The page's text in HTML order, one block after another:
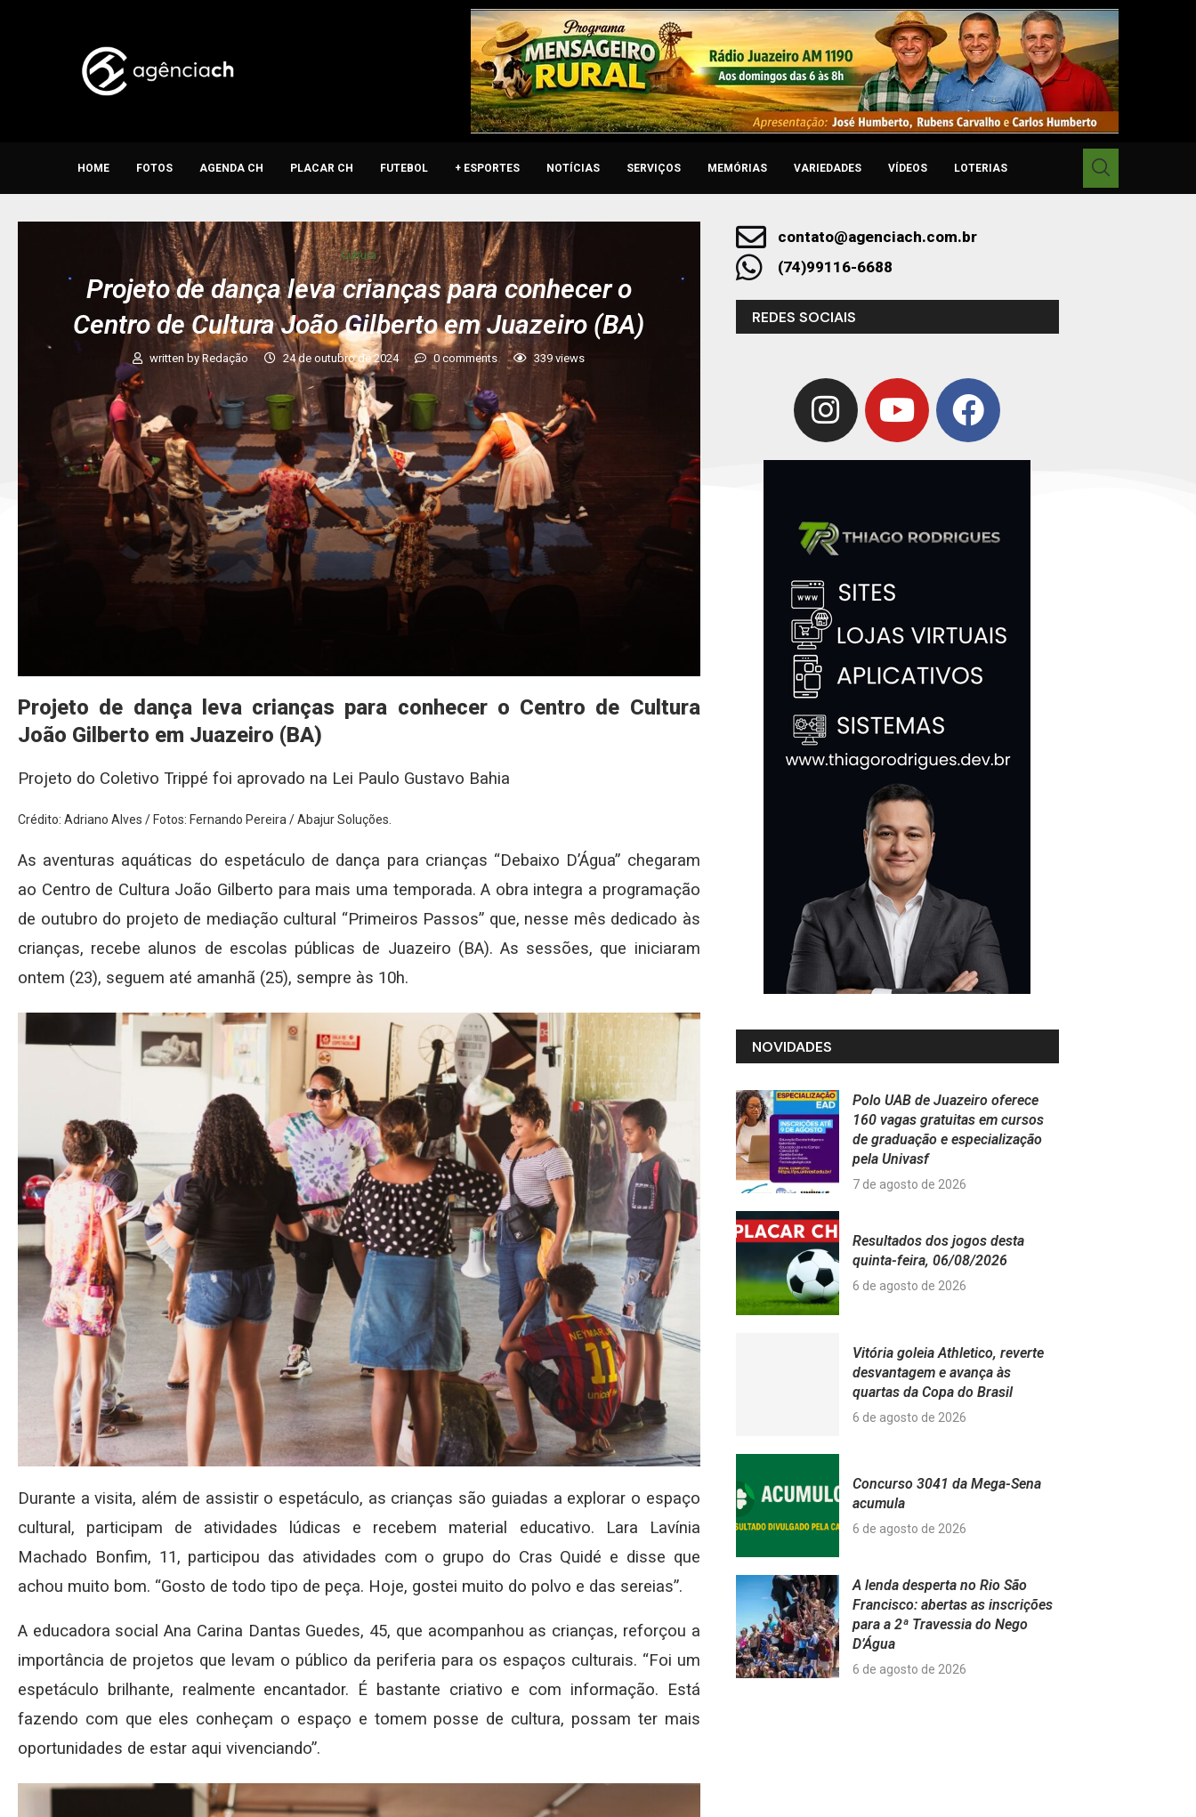
HOME FOTOS AGENDA CH PLACAR CH FUTEBOL + ESPORTES NOTÍCIAS SERVIÇOS MEMÓRIAS VARIEDADES VÍDEOS LOTERIAS
Cultura
Projeto de dança leva crianças para conhecer o
Centro de Cultura João Gilberto em Juazeiro (BA)
written byRedação 24 de outubro de 2024 0 comments 339 views
Projeto de dança leva crianças para conhecer o Centro de Cultura
João Gilberto em Juazeiro (BA)
Projeto do Coletivo Trippé foi aprovado na Lei Paulo Gustavo Bahia
Crédito: Adriano Alves / Fotos: Fernando Pereira / Abajur Soluções.
As aventuras aquáticas do espetáculo de dança para crianças “Debaixo D’Água” chegaram
ao Centro de Cultura João Gilberto para mais uma temporada. A obra integra a programação
de outubro do projeto de mediação cultural “Primeiros Passos” que, nesse mês dedicado às
crianças, recebe alunos de escolas públicas de Juazeiro (BA). As sessões, que iniciaram
ontem (23), seguem até amanhã (25), sempre às 10h.
Durante a visita, além de assistir o espetáculo, as crianças são guiadas a explorar o espaço
cultural, participam de atividades lúdicas e recebem material educativo. Lara Lavínia
Machado Bonfim, 11, participou das atividades com o grupo do Cras Quidé e disse que
achou muito bom. “Gosto de todo tipo de peça. Hoje, gostei muito do polvo e das sereias”.
A educadora social Ana Carina Dantas Guedes, 45, que acompanhou as crianças, reforçou a
importância de projetos que levam o público da periferia para os espaços culturais. “Foi um
espetáculo brilhante, realmente encantador. É bastante criativo e com informação. Está
fazendo com que eles conheçam o espaço e tomem posse de cultura, possam ter mais
oportunidades de estar aqui vivenciando”.
contato@agenciach.com.br
(74)99116-6688
REDES SOCIAIS
NOVIDADES
Polo UAB de Juazeiro oferece
160 vagas gratuitas em cursos
de graduação e especialização
pela Univasf
7 de agosto de 2026
Resultados dos jogos desta
quinta-feira, 06/08/2026
6 de agosto de 2026
Vitória goleia Athletico, reverte
desvantagem e avança às
quartas da Copa do Brasil
6 de agosto de 2026
Concurso 3041 da Mega-Sena
acumula
6 de agosto de 2026
A lenda desperta no Rio São
Francisco: abertas as inscrições
para a 2ª Travessia do Nego
D’Água
6 de agosto de 2026